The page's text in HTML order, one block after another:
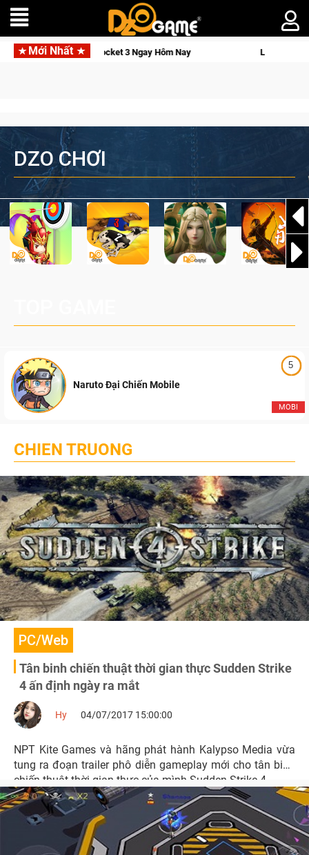
Mới Nhất
3 Ngay Hôm Nay Lineage W – Quyền lực và tài phú sẽ
DZO CHƠI
5
MOBI
Naruto Đại Chiến Mobile
CHIEN TRUONG
PC/Web
Tân binh chiến thuật thời gian thực Sudden Strike
4 ấn định ngày ra mắt
Hy 04/07/2017 15:00:00
NPT Kite Games và hãng phát hành Kalypso Media vừa
tung ra đoạn trailer phô diễn gameplay mới cho tân binh
chiến thuật thời gian thực của mình Sudden Strike 4.